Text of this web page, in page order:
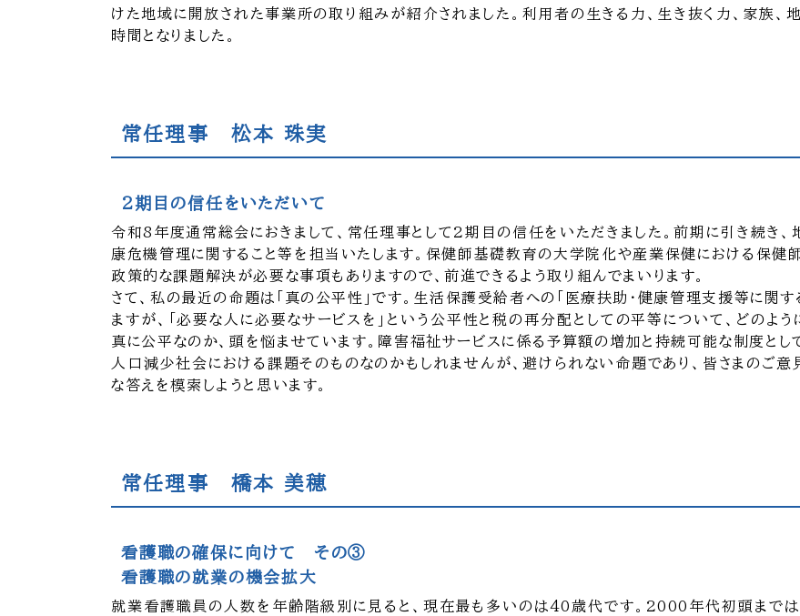
けた地域に開放された事業所の取り組みが紹介されました。利用者の生きる力、生き抜く力、家族
時間となりました。
常任理事 松本 珠実
2期目の信任をいただいて
令和8年度通常総会におきまして、常任理事として2期目の信任をいただきました。前期に引き続き、
康危機管理に関すること等を担当いたします。保健師基礎教育の大学院化や産業保健における保健
政策的な課題解決が必要な事項もありますので、前進できるよう取り組んでまいります。
さて、私の最近の命題は「真の公平性」です。生活保護受給者への「医療扶助・健康管理支援等に関す
ますが、「必要な人に必要なサービスを」という公平性と税の再分配としての平等について、どのよう
真に公平なのか、頭を悩ませています。障害福祉サービスに係る予算額の増加と持続可能な制度とし
人口減少社会における課題そのものなのかもしれませんが、避けられない命題であり、皆さまのご
な答えを模索しようと思います。
常任理事 橋本 美穂
看護職の確保に向けて その③
看護職の就業の機会拡大
就業看護職員の人数を年齢階級別に見ると、現在最も多いのは40歳代です。2000年代初頭までは